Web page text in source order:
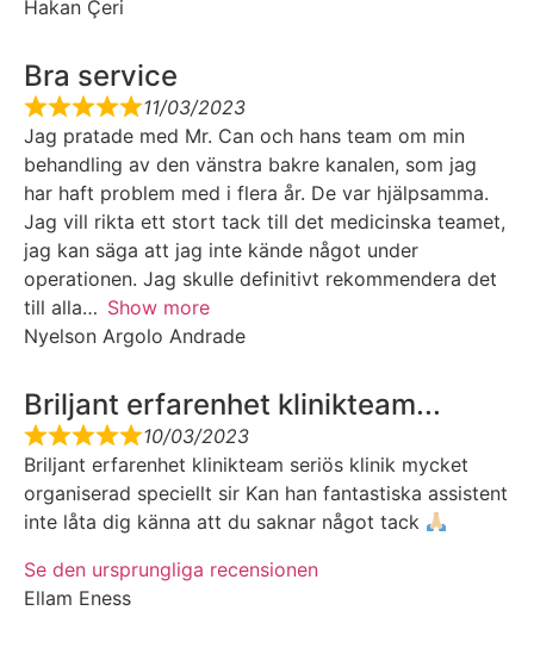
Hakan Çeri
Bra service
11/03/2023
Jag pratade med Mr. Can och hans team om min
behandling av den vänstra bakre kanalen, som jag
har haft problem med i flera år. De var hjälpsamma.
Jag vill rikta ett stort tack till det medicinska teamet,
jag kan säga att jag inte kände något under
operationen. Jag skulle definitivt rekommendera det
till alla
Show more
Nyelson Argolo Andrade
Briljant erfarenhet klinikteam...
10/03/2023
Briljant erfarenhet klinikteam seriös klinik mycket
organiserad speciellt sir Kan han fantastiska assistent
inte låta dig känna att du saknar något tack
Se den ursprungliga recensionen
Ellam Eness